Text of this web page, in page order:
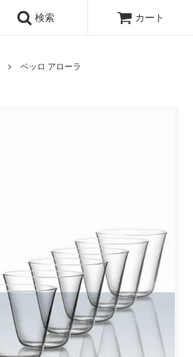
検索 カート
ベッロ アローラ